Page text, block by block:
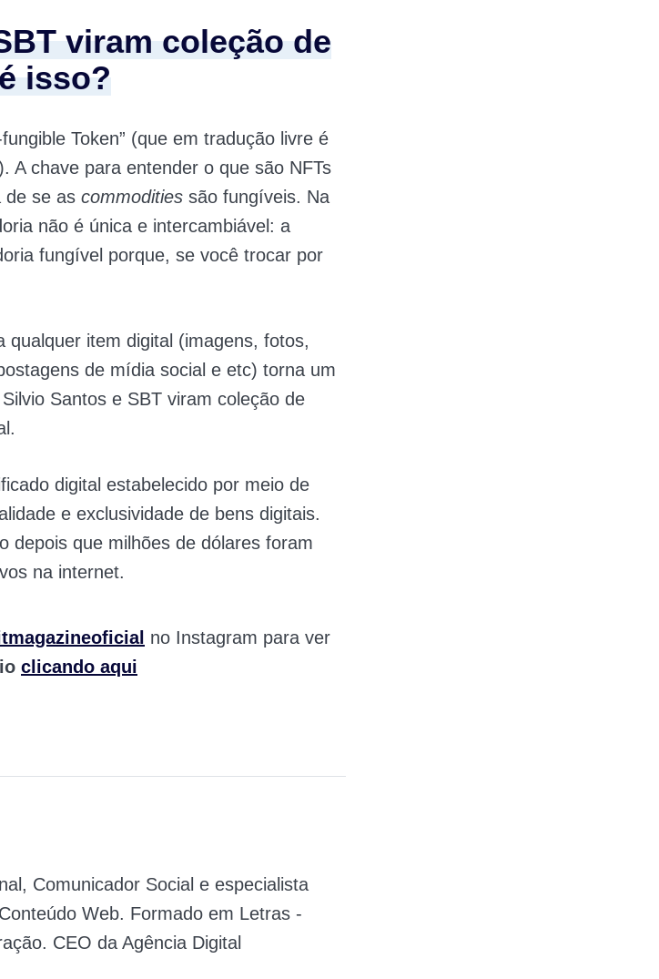
viram coleção de
isso?
Token” (que em tradução livre é
A chave para entender o que são NFTs
de se as commodities são fungíveis. Na
não é única e intercambiável: a
fungível porque, se você trocar por
qualquer item digital (imagens, fotos,
de mídia social e etc) torna um
Santos e SBT viram coleção de
digital estabelecido por meio de
e exclusividade de bens digitais.
depois que milhões de dólares foram
na internet.
no Instagram para ver
clicando aqui
Comunicador Social e especialista
Web. Formado em Letras -
CEO da Agência Digital